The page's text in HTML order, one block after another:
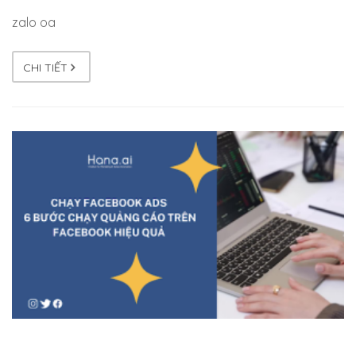
zalo oa
CHI TIẾT